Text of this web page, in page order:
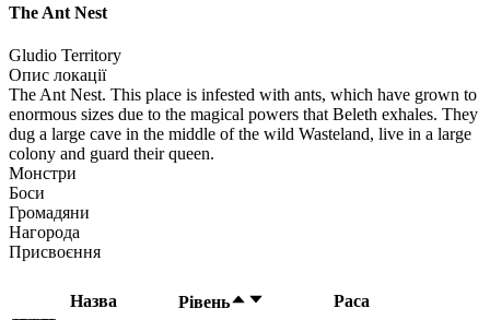
The Ant Nest
Gludio Territory
Опис локації
The Ant Nest. This place is infested with ants, which have grown to
enormous sizes due to the magical powers that Beleth exhales. They
dug a large cave in the middle of the wild Wasteland, live in a large
colony and guard their queen.
Монстри
Боси
Громадяни
Нагорода
Присвоєння
Назва Рівень Раса